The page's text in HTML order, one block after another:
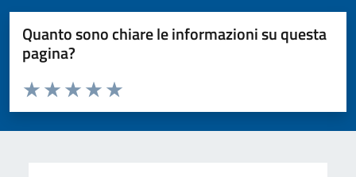
Quanto sono chiare le informazioni su questa
pagina?
Valuta da 1 a 5 stelle la pagina
Valuta 5 stelle su 5
Valuta 4 stelle su 5
Valuta 3 stelle su 5
Valuta 2 stelle su 5
Valuta 1 stelle su 5